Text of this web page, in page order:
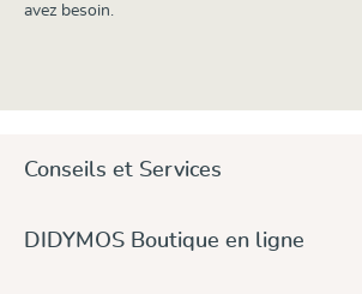
avez besoin.
Conseils et Services
DIDYMOS Boutique en ligne